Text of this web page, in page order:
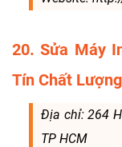
20. Sửa Máy
Tín Chất Lượng
Địa chỉ: 264
TP HCM